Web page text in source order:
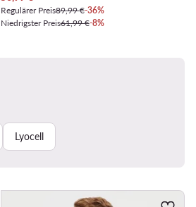
Regulärer Preis89,99 €-36%
Niedrigster Preis61,99 €-8%
Lyocell